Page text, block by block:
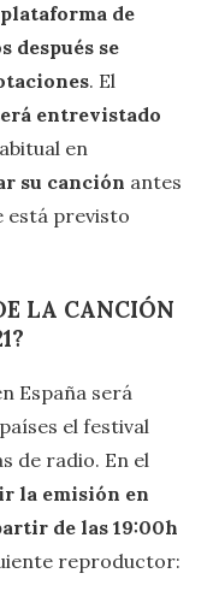
plataforma de
después se
. El
entrevistado
en
su canción antes
está previsto
LA CANCIÓN
España será
el festival
de radio. En el
la emisión en
de las 19:00h
reproductor: